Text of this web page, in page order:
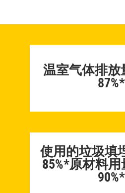
温室气体排放
87%*
使用的垃圾填
85%*原材料
90%*